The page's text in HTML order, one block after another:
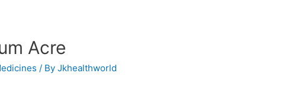
Acre
/ ByJkhealthworld